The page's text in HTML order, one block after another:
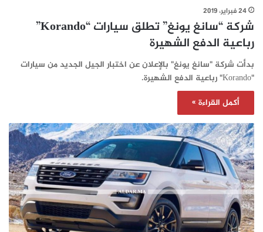
24 فبراير، 2019
شركة “سانغ يونغ” تطلق سيارات “Korando”
رباعية الدفع الشهيرة
بدأت شركة "سانغ يونغ" بالإعلان عن اختبار الجيل الجديد من سيارات
"Korando" رباعية الدفع الشهيرة.
أكمل القراءة »